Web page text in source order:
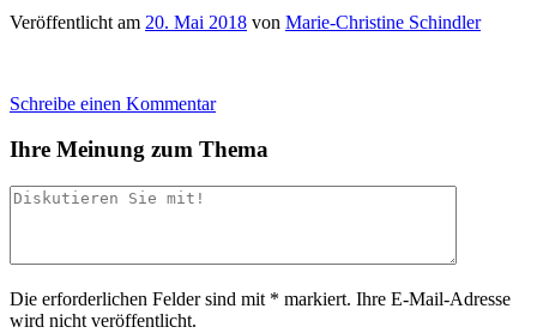
Veröffentlicht am 20. Mai 2018 von Marie-Christine Schindler
Schreibe einen Kommentar
Ihre Meinung zum Thema
Die erforderlichen Felder sind mit * markiert. Ihre E-Mail-Adresse
wird nicht veröffentlicht.